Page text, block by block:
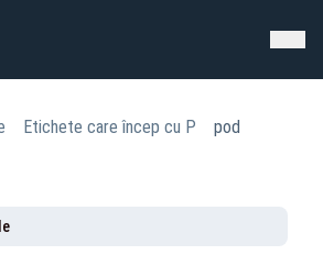
Etichete care încep cu P pod